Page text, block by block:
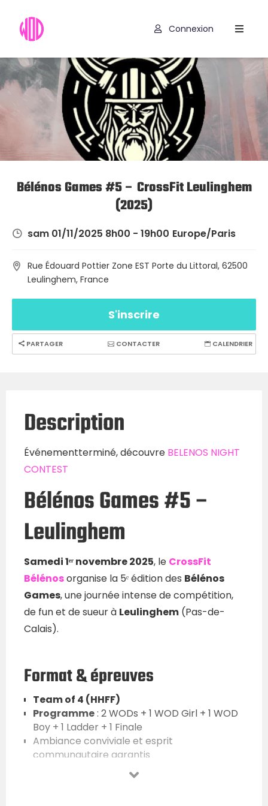
Hyrox
Outils
Connexion
Bélénos Games #5 – CrossFit Leulinghem
(2025)
sam 01/11/2025 8h00 - 19h00 Europe/Paris
Rue Édouard Pottier Zone EST Porte du Littoral, 62500
Leulinghem, France
S'inscrire
PARTAGER CONTACTER CALENDRIER
Description
Événementterminé, découvre BELENOS NIGHT
CONTEST
Bélénos Games #5 –
Leulinghem
Samedi 1ᵉʳ novembre 2025, le CrossFit
Bélénosorganise la 5ᵉ édition des Bélénos
Games, une journée intense de compétition,
de fun et de sueur à Leulinghem (Pas-de-
Calais).
Format & épreuves
Team of 4 (HHFF)
Programme: 2 WODs + 1 WOD Girl + 1 WOD
Boy + 1 Ladder + 1 Finale
Ambiance conviviale et esprit
communautaire garantis